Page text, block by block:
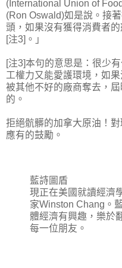
(International Union of
(Ron Oswald)如是說。接
頭，如果沒有獲得消費者
[注3]。」
[注3]本句的意思是：很少
工權力又能愛護環境，如
被其他不好的廠商奪去，
的。
拒絕骯髒的加拿大原油！
應有的鼓勵。
藍詩圖盾
現正在美國就讀經濟
家Winston Chang。
體經濟有興趣，樂於
每一位朋友。